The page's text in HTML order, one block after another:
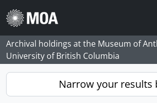
Skip to main content
Archival holdings at the Museum of
University of British Columbia
Narrow your results